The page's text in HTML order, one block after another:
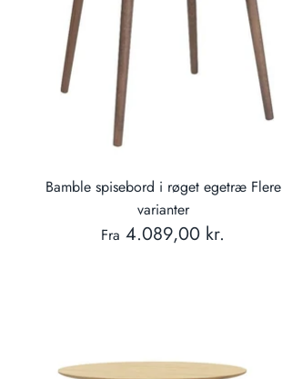
Bamble spisebord i røget egetræ Flere
varianter
Fra 4.089,00 kr.